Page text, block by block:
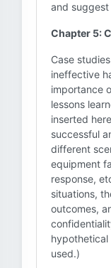
and
Chapter 5:
Case
ineffective
importance
lessons
inserted
successful
different
equipment
response,
situations,
outcomes,
used.)